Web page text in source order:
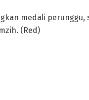
medali perunggu,
(Red)